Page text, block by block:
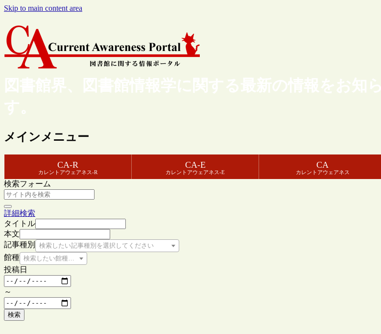
Skip to main content area
図書館界、図書館情報学に関する最新の情報をお知
す。
メインメニュー
CA-R
カレントアウェアネス-R
CA-E
カレントアウェアネス-E
CA
カレントアウェアネス
検索フォーム
詳細検索
タイトル
本文
記事種別
検索したい記事種別を選択してください
館種 検索したい館種を選択してください
投稿日
～
検索